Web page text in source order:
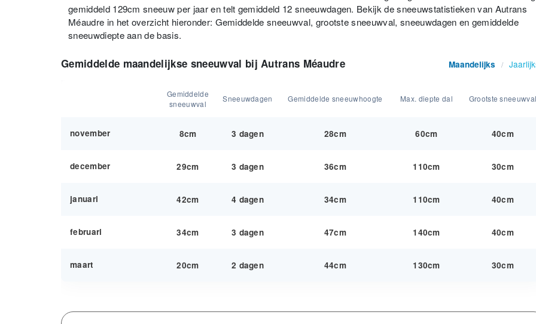
gemiddeld 129cm sneeuw per jaar en telt gemiddeld 12 sneeuwdagen. Bekijk de sneeuwstatistieken van Autrans
Méaudre in het overzicht hieronder: Gemiddelde sneeuwval, grootste sneeuwval, sneeuwdagen en gemiddelde
sneeuwdiepte aan de basis.
Gemiddelde maandelijkse sneeuwval bij Autrans Méaudre Maandelijks /
Gemiddelde
sneeuwval
Sneeuwdagen Gemiddelde sneeuwhoogte Max. diepte dal Grootste
november 8cm 3 dagen 28cm 60cm 40cm
december 29cm 3 dagen 36cm 110cm 30cm
januari 42cm 4 dagen 34cm 110cm 40cm
februari 34cm 3 dagen 47cm 140cm 40cm
maart 20cm 2 dagen 44cm 130cm 30cm